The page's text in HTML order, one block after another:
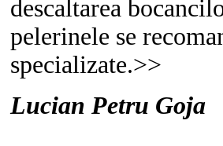
descaltarea
pelerinele se
specializate.>>
Lucian Petru Goja